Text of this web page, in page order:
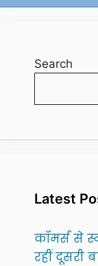
Search
Latest
कॉमर्स से
रहीं दूसरी